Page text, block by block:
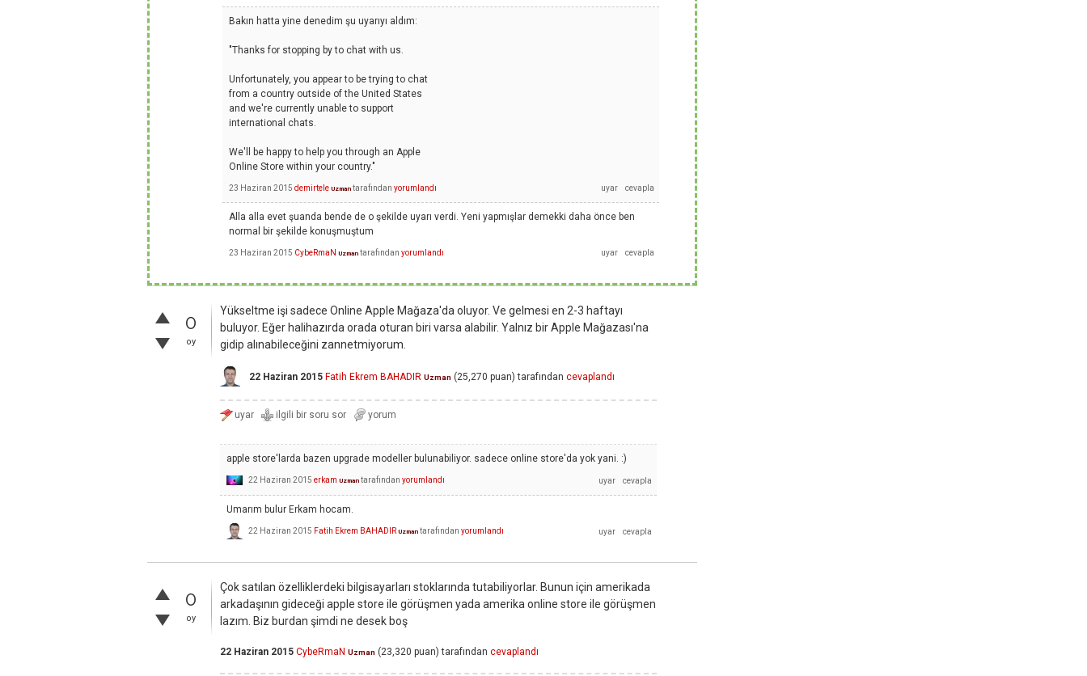
Bakın hatta yine denedim şu uyarıyı aldım:
"Thanks for stopping by to chat with us.
Unfortunately, you appear to be trying to chat
from a country outside of the United States
and we're currently unable to support
international chats.
We'll be happy to help you through an Apple
Online Store within your country."
23 Haziran 2015 demirtele Uzman tarafından yorumlandı
Alla alla evet şuanda bende de o şekilde uyarı verdi. Yeni yapmışlar demekki daha önce ben
normal bir şekilde konuşmuştum
23 Haziran 2015 CybeRmaN Uzman tarafından yorumlandı
0
oy
Yükseltme işi sadece Online Apple Mağaza'da oluyor. Ve gelmesi en 2-3 haftayı
buluyor. Eğer halihazırda orada oturan biri varsa alabilir. Yalnız bir Apple Mağazası'na
gidip alınabileceğini zannetmiyorum.
22 Haziran 2015 Fatih Ekrem BAHADIR Uzman (25,270 puan) tarafından cevaplandı
apple store'larda bazen upgrade modeller bulunabiliyor. sadece online store'da yok yani. :)
22 Haziran 2015 erkam Uzman tarafından yorumlandı
Umarım bulur Erkam hocam.
22 Haziran 2015 Fatih Ekrem BAHADIR Uzman tarafından yorumlandı
0
oy
Çok satılan özelliklerdeki bilgisayarları stoklarında tutabiliyorlar. Bunun için amerikada
arkadaşının gideceği apple store ile görüşmen yada amerika online store ile görüşmen
lazım. Biz burdan şimdi ne desek boş
22 Haziran 2015 CybeRmaN Uzman (23,320 puan) tarafından cevaplandı